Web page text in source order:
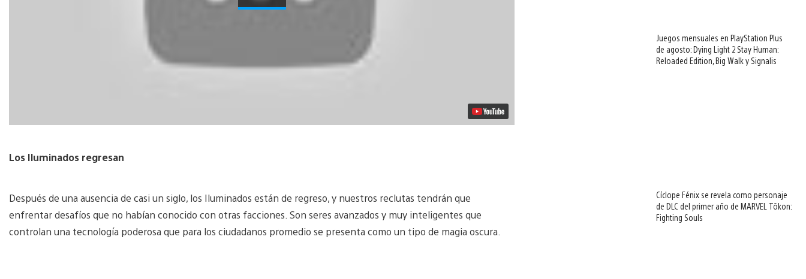
Los Iluminados regresan
Después de una ausencia de casi un siglo, los Iluminados están de regreso, y nuestros reclutas tendrán que
enfrentar desafíos que no habían conocido con otras facciones. Son seres avanzados y muy inteligentes que
controlan una tecnología poderosa que para los ciudadanos promedio se presenta como un tipo de magia oscura.
Juegos mensuales en PlayStation Plus
de agosto: Dying Light 2 Stay Human:
Reloaded Edition, Big Walk y Signalis
Cíclope Fénix se revela como personaje
de DLC del primer año de MARVEL Tōkon:
Fighting Souls